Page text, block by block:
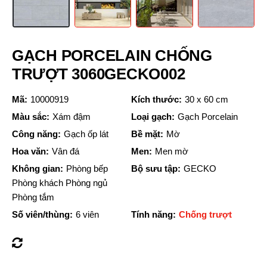
GẠCH PORCELAIN CHỐNG
TRƯỢT 3060GECKO002
Mã: 10000919 Kích thước: 30 x 60 cm
Màu sắc: Xám đậm Loại gạch: Gạch Porcelain
Công năng: Gạch ốp lát Bề mặt: Mờ
Hoa văn: Vân đá Men: Men mờ
Không gian: Phòng bếp
Phòng khách Phòng ngủ
Phòng tắm
Bộ sưu tập: GECKO
Số viên/thùng: 6 viên Tính năng: Chống trượt